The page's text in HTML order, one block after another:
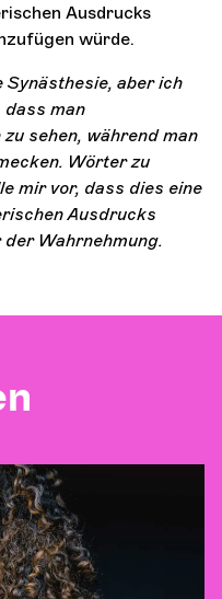
Ausdrucks
würde.
Synästhesie, aber ich
dass man
sehen, während man
Wörter zu
mir vor, dass dies eine
Ausdrucks
Wahrnehmung.